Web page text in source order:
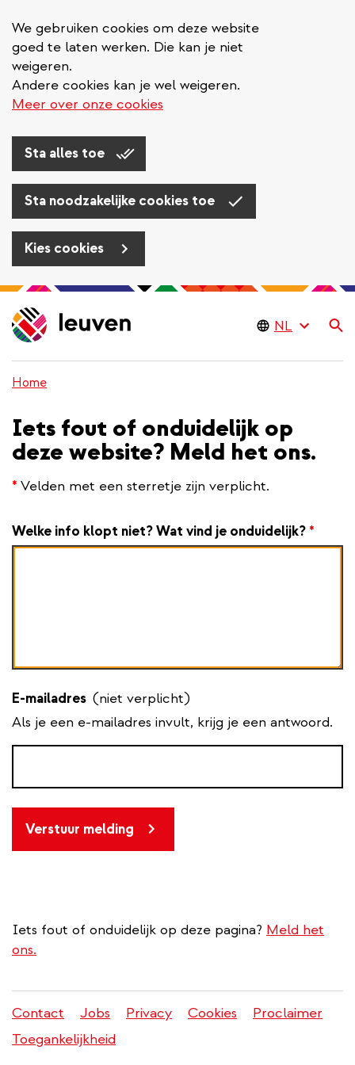
We gebruiken cookies om deze website
goed te laten werken. Die kan je niet
weigeren.
Andere cookies kan je wel weigeren.
Meer over onze cookies
Sta alles toe
Sta noodzakelijke cookies toe
Kies cookies
Overslaan
en
naar
gaan
Home
Iets fout of onduidelijk op
deze website? Meld het ons.
* Velden met een sterretje zijn verplicht.
Welke info klopt niet? Wat vind je onduidelijk? *
E-mailadres (niet verplicht)
Als je een e-mailadres invult, krijg je een antwoord.
Verstuur melding
Iets fout of onduidelijk op deze pagina? Meld het
ons.
Juridisch
menu
Contact Jobs Privacy Cookies
Proclaimer
Toegankelijkheid